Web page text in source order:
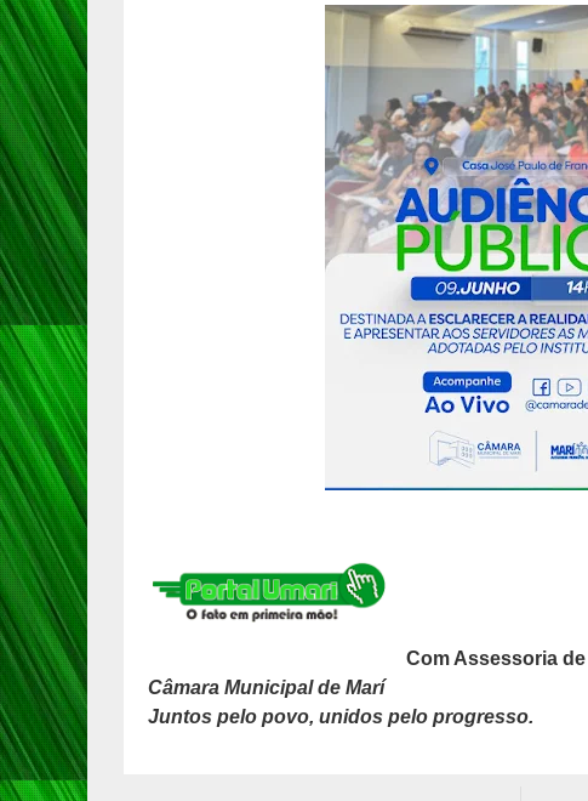
Com Assessoria
Câmara Municipal de Marí
Juntos pelo povo, unidos pelo progresso.